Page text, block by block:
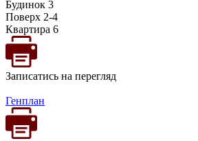
Будинок 3
Поверх 2-4
Квартира 6
Записатись на перегляд
Генплан